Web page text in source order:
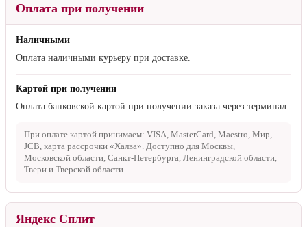
Оплата при получении
Наличными
Оплата наличными курьеру при доставке.
Картой при получении
Оплата банковской картой при получении заказа через терминал.
При оплате картой принимаем: VISA, MasterCard, Maestro, Мир,
JCB, карта рассрочки «Халва». Доступно для Москвы,
Московской области, Санкт-Петербурга, Ленинградской области,
Твери и Тверской области.
Яндекс Сплит